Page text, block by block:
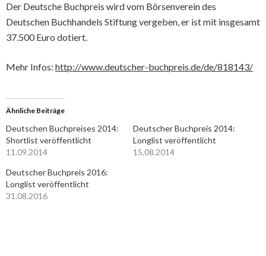
Der Deutsche Buchpreis wird vom Börsenverein des
Deutschen Buchhandels Stiftung vergeben, er ist mit insgesamt
37.500 Euro dotiert.
Mehr Infos: http://www.deutscher-buchpreis.de/de/818143/
Ähnliche Beiträge
Deutschen Buchpreises 2014:
Shortlist veröffentlicht
11.09.2014
Deutscher Buchpreis 2014:
Longlist veröffentlicht
15.08.2014
Deutscher Buchpreis 2016:
Longlist veröffentlicht
31.08.2016